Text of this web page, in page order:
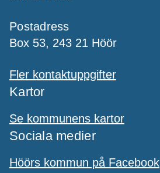
Postadress
Box 53, 243 21 Höör
Fler kontaktuppgifter
Kartor
Se kommunens kartor
Sociala medier
Höörs kommun på Facebook